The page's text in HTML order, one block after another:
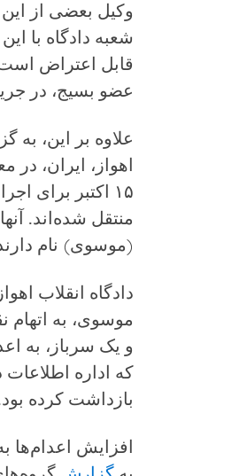
وکیل بعضی از این
شعبه دادگاه با
عضو بسیج، در
علاوه بر این،
اهواز، ایران، در
۱۵ اکتبر برای
منتقل شده‌اند.
(موسوی) نام
دادگاه انقلاب
موسوی، به
و یک سرباز، به
بازداشت کرده
افزایش اعدام‌ها